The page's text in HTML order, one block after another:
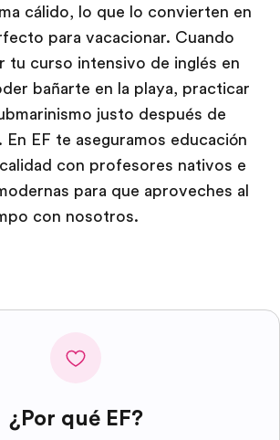
cálido, lo que lo convierten en
para vacacionar. Cuando
tu curso intensivo de inglés en
bañarte en la playa, practicar
justo después de
En EF te aseguramos educación
con profesores nativos e
para que aproveches al
con nosotros.
¿Por qué EF?